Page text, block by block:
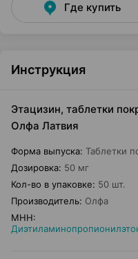
Где купить
Инструкция
Этацизин, таблетки
Олфа Латвия
Форма выпуска: Таблетки
Дозировка: 50 мг
Кол-во в упаковке: 50 шт.
Производитель: Олфа
МНН: